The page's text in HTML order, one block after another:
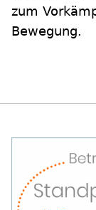
zum
Bewegung.